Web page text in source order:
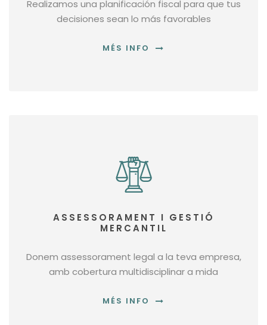
Realizamos una planificación fiscal para que tus
decisiones sean lo más favorables
MÉS INFO
ASSESSORAMENT I GESTIÓ
MERCANTIL
Donem assessorament legal a la teva empresa,
amb cobertura multidisciplinar a mida
MÉS INFO